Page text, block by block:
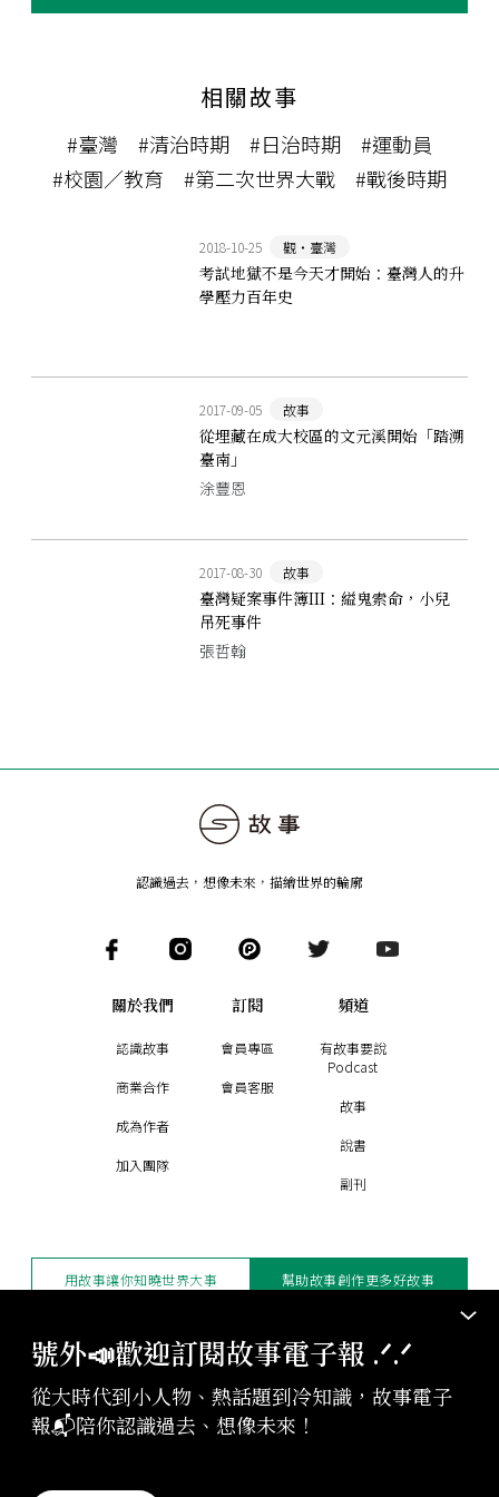
相關故事
#臺灣 #清治時期 #日治時期
#運動員
#校園／教育
#第二次世界大戰 #戰後時期
2018-10-25 觀‧臺灣
考試地獄不是今天才開始：臺灣人的升
學壓力百年史
2017-09-05 故事
從埋藏在成大校區的文元溪開始「踏溯
臺南」
涂豐恩
2017-08-30 故事
臺灣疑案事件簿III：縊鬼索命，小兒
吊死事件
張哲翰
號外📣歡迎訂閱故事電子報 .ᐟ‪‪.ᐟ
從大時代到小人物、熱話題到冷知識，故事電子
報📬陪你認識過去、想像未來！
認識過去，想像未來 ， 描繪世界的輪廓
關於我們
認識故事
商業合作
成為作者
加入團隊
訂閱
會員專區
會員客服
頻道
有故事要說
Podcast
故事
說書
副刊
版權聲明與轉載規範
授權與合作：contact@storystudio.tw
用故事讓你知曉世界大事 幫助故事創作更多好故事